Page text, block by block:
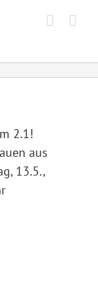
2.1!
aus
13.5.,